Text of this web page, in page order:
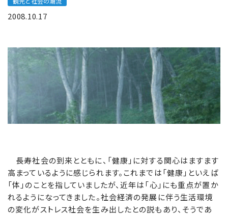
2008.10.17
長寿社会の到来とともに、「健康」に対する関心はますます
高まっているように感じられます。これまでは「健康」といえば
「体」のことを指していましたが、近年は「心」にも重点が置か
れるようになってきました。社会経済の発展に伴う生活環境
の変化がストレス社会を生み出したとの説もあり、そうであ